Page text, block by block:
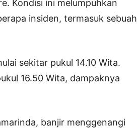
Kondisi ini melumpuhkan
insiden, termasuk sebuah
sekitar pukul 14.10 Wita.
16.50 Wita, dampaknya
banjir menggenangi